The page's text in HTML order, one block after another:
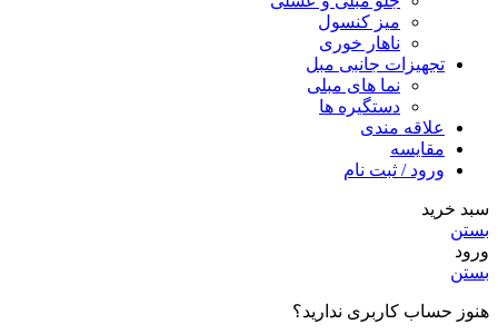
میز کنسول
ناهار خوری
تجهیزات جانبی مبل
نما های مبلی
دستگیره ها
علاقه مندی
مقایسه
ورود / ثبت نام
سبد خرید
بستن
ورود
بستن
هنوز حساب کاربری ندارید؟